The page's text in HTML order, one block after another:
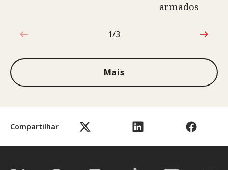
Compartilhar
armados
1 de 3
1/3
Mais